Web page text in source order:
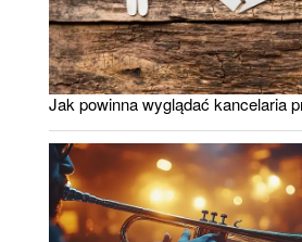
Jak powinna wyglądać kancelaria